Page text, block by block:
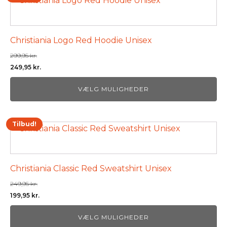
Christiania Logo Red Hoodie Unisex
299,95kr.
Den
oprindelige
var:
299,95 kr..
249,95 kr.
aktuelle
er:
VÆLG MULIGHEDER
har
flere
Mulighederne
kan
på
Tilbud!
Christiania Classic Red Sweatshirt Unisex
249,95kr.
Den
oprindelige
199,95 kr.
aktuelle
VÆLG MULIGHEDER
Dette
har
flere
Mulighederne
kan